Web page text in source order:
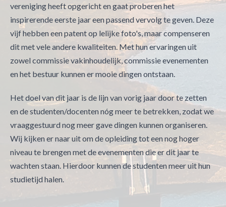
vereniging heeft opgericht en gaat proberen het
inspirerende eerste jaar een passend vervolg te geven. Deze
vijf hebben een patent op lelijke foto's, maar compenseren
dit met vele andere kwaliteiten. Met hun ervaringen uit
zowel commissie vakinhoudelijk, commissie evenementen
en het bestuur kunnen er mooie dingen ontstaan.
Het doel van dit jaar is de lijn van vorig jaar door te zetten
en de studenten/docenten nóg meer te betrekken, zodat we
vraaggestuurd nog meer gave dingen kunnen organiseren.
Wij kijken er naar uit om de opleiding tot een nog hoger
niveau te brengen met de evenementen die er dit jaar te
wachten staan. Hierdoor kunnen de studenten meer uit hun
studietijd halen.